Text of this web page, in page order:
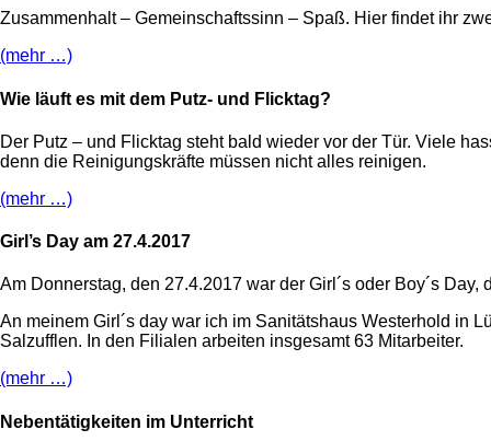
Zusammenhalt – Gemeinschaftssinn – Spaß. Hier findet ihr
(mehr …)
Wie läuft es mit dem Putz- und Flicktag?
Der Putz – und Flicktag steht bald wieder vor der Tür. Viele
denn die Reinigungskräfte müssen nicht alles reinigen.
(mehr …)
Girl’s Day am 27.4.2017
Am Donnerstag, den 27.4.2017 war der Girl´s oder Boy´s
An meinem Girl´s day war ich im Sanitätshaus Westerhold in
Salzufflen. In den Filialen arbeiten insgesamt 63 Mitarbeiter.
(mehr …)
Nebentätigkeiten im Unterricht